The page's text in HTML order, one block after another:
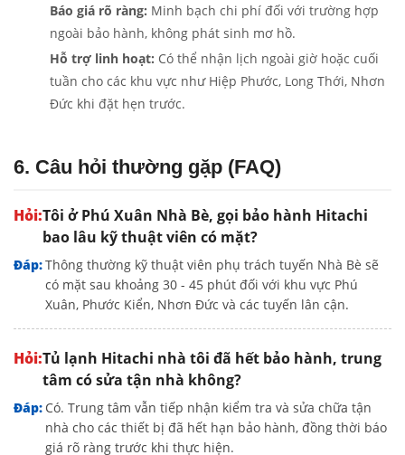
Báo giá rõ ràng: Minh bạch chi phí đối với trường hợp
ngoài bảo hành, không phát sinh mơ hồ.
Hỗ trợ linh hoạt: Có thể nhận lịch ngoài giờ hoặc cuối
tuần cho các khu vực như Hiệp Phước, Long Thới, Nhơn
Đức khi đặt hẹn trước.
6. Câu hỏi thường gặp (FAQ)
Tôi ở Phú Xuân Nhà Bè, gọi bảo hành Hitachi
bao lâu kỹ thuật viên có mặt?
Thông thường kỹ thuật viên phụ trách tuyến Nhà Bè sẽ
có mặt sau khoảng 30 - 45 phút đối với khu vực Phú
Xuân, Phước Kiển, Nhơn Đức và các tuyến lân cận.
Tủ lạnh Hitachi nhà tôi đã hết bảo hành, trung
tâm có sửa tận nhà không?
Có. Trung tâm vẫn tiếp nhận kiểm tra và sửa chữa tận
nhà cho các thiết bị đã hết hạn bảo hành, đồng thời báo
giá rõ ràng trước khi thực hiện.